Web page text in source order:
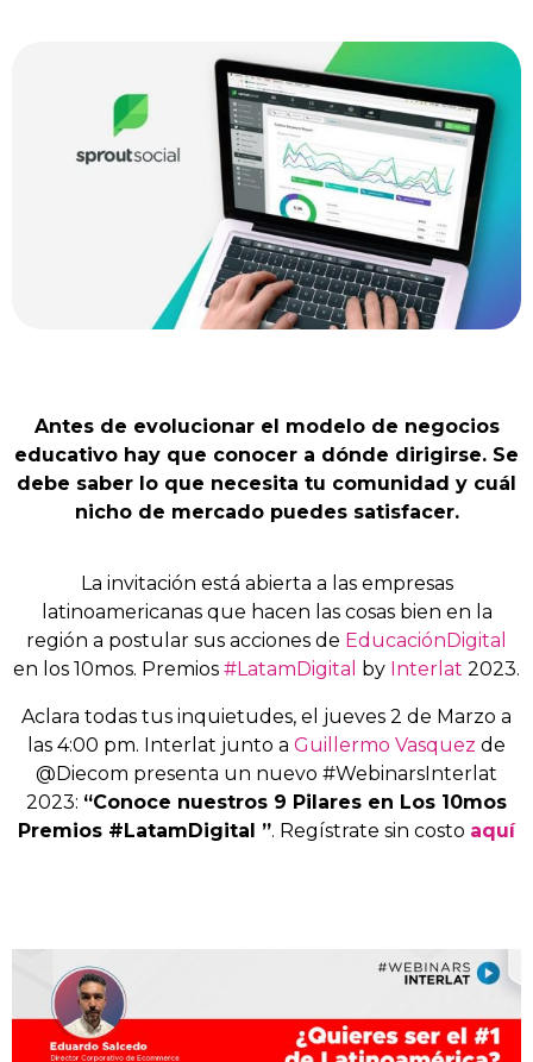
Antes de evolucionar el modelo de negocios
educativo hay que conocer a dónde dirigirse. Se
debe saber lo que necesita tu comunidad y cuál
nicho de mercado puedes satisfacer.
La invitación está abierta a las empresas
latinoamericanas que hacen las cosas bien en la
región a postular sus acciones de EducaciónDigital
en los 10mos. Premios #LatamDigital by Interlat 2023.
Aclara todas tus inquietudes, el jueves 2 de Marzo a
las 4:00 pm. Interlat junto a Guillermo Vasquez de
@Diecom presenta un nuevo #WebinarsInterlat
2023: “Conoce nuestros 9 Pilares en Los 10mos
Premios #LatamDigital ”. Regístrate sin costo aquí